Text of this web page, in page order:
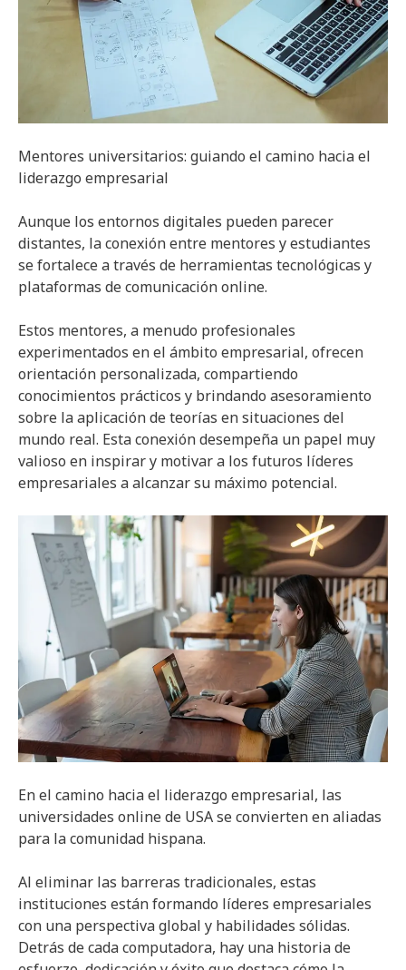
Mentores universitarios: guiando el camino hacia el
liderazgo empresarial
Aunque los entornos digitales pueden parecer
distantes, la conexión entre mentores y estudiantes
se fortalece a través de herramientas tecnológicas y
plataformas de comunicación online.
Estos mentores, a menudo profesionales
experimentados en el ámbito empresarial, ofrecen
orientación personalizada, compartiendo
conocimientos prácticos y brindando asesoramiento
sobre la aplicación de teorías en situaciones del
mundo real. Esta conexión desempeña un papel muy
valioso en inspirar y motivar a los futuros líderes
empresariales a alcanzar su máximo potencial.
En el camino hacia el liderazgo empresarial, las
universidades online de USA se convierten en aliadas
para la comunidad hispana.
Al eliminar las barreras tradicionales, estas
instituciones están formando líderes empresariales
con una perspectiva global y habilidades sólidas.
Detrás de cada computadora, hay una historia de